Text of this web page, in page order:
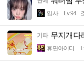
입사 Lv.94
기타 무지개다
휴면아이디